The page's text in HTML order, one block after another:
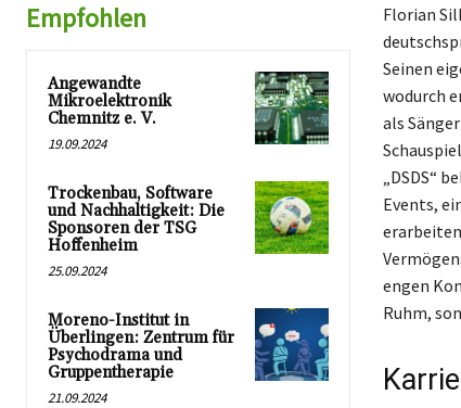
Empfohlen
Angewandte
Mikroelektronik
Chemnitz e. V.
19.09.2024
Trockenbau, Software
und Nachhaltigkeit: Die
Sponsoren der TSG
Hoffenheim
25.09.2024
Moreno-Institut in
Überlingen: Zentrum für
Psychodrama und
Gruppentherapie
21.09.2024
Florian
Seinen
wodurch
als
„DSDS“
Events,
engen
Ruhm,